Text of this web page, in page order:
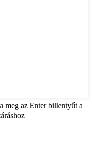
meg az Enter billentyűt a